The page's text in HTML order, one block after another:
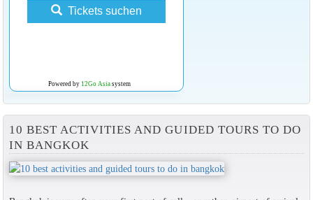
Tickets suchen
Powered by 12Go Asiasystem
10 BEST ACTIVITIES AND GUIDED TOURS TO DO
IN BANGKOK